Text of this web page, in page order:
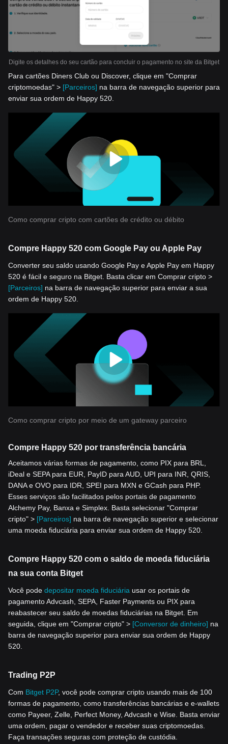
Digite os detalhes do seu cartão para concluir o pagamento no site da Bitget
Para cartões Diners Club ou Discover, clique em "Comprar
criptomoedas" > [Parceiros] na barra de navegação superior para
enviar sua ordem de Happy 520.
Como comprar cripto com cartões de crédito ou débito
Compre Happy 520 com Google Pay ou Apple Pay
Converter seu saldo usando Google Pay e Apple Pay em Happy
520 é fácil e seguro na Bitget. Basta clicar em Comprar cripto >
[Parceiros] na barra de navegação superior para enviar a sua
ordem de Happy 520.
Como comprar cripto por meio de um gateway parceiro
Compre Happy 520 por transferência bancária
Aceitamos várias formas de pagamento, como PIX para BRL,
iDeal e SEPA para EUR, PayID para AUD, UPI para INR, QRIS,
DANA e OVO para IDR, SPEI para MXN e GCash para PHP.
Esses serviços são facilitados pelos portais de pagamento
Alchemy Pay, Banxa e Simplex. Basta selecionar "Comprar
cripto" > [Parceiros] na barra de navegação superior e selecionar
uma moeda fiduciária para enviar sua ordem de Happy 520.
Compre Happy 520 com o saldo de moeda fiduciária
na sua conta Bitget
Você pode depositar moeda fiduciária usar os portais de
pagamento Advcash, SEPA, Faster Payments ou PIX para
reabastecer seu saldo de moedas fiduciárias na Bitget. Em
seguida, clique em "Comprar cripto" > [Conversor de dinheiro] na
barra de navegação superior para enviar sua ordem de Happy
520.
Trading P2P
Com Bitget P2P, você pode comprar cripto usando mais de 100
formas de pagamento, como transferências bancárias e e-wallets
como Payeer, Zelle, Perfect Money, Advcash e Wise. Basta enviar
uma ordem, pagar o vendedor e receber suas criptomoedas.
Faça transações seguras com proteção de custódia.